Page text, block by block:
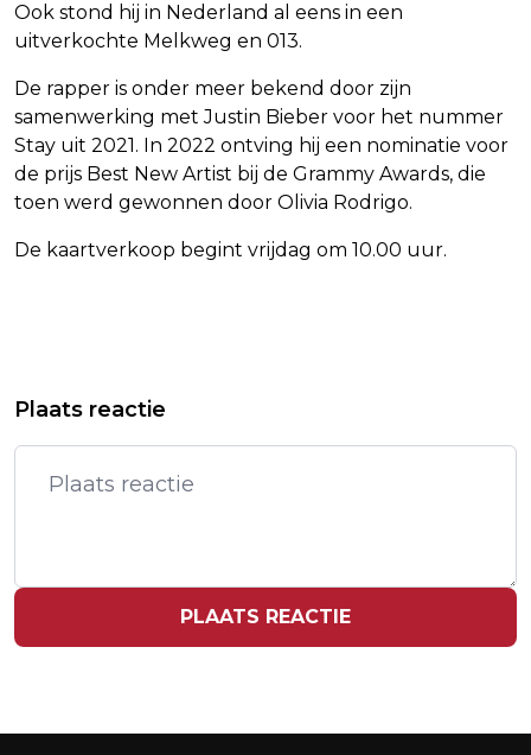
Ook stond hij in Nederland al eens in een
uitverkochte Melkweg en 013.
De rapper is onder meer bekend door zijn
samenwerking met Justin Bieber voor het nummer
Stay uit 2021. In 2022 ontving hij een nominatie voor
de prijs Best New Artist bij de Grammy Awards, die
toen werd gewonnen door Olivia Rodrigo.
De kaartverkoop begint vrijdag om 10.00 uur.
MÁXIMA AAN DAKLOZENOPVANG
IRAN: WEG NAAR MOGELIJK
AKKOORD MET VS INGESLAGEN
Plaats reactie
PLAATS REACTIE